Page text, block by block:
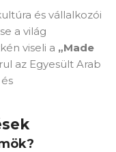
és vállalkozói
a világ
viseli a „Made
az Egyesült Arab